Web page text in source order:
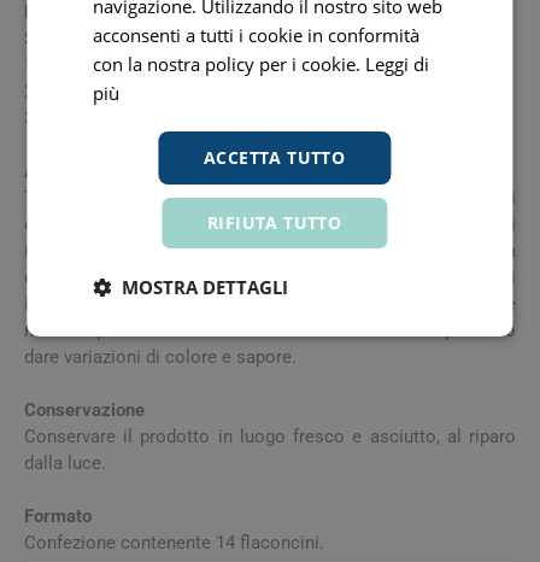
Modalità d'uso
Si consiglia l'assunzione di 1 flacone al giorno.
1. Premere il pulsante dosatore.
2. Agitare bene il composto.
3. Aprire il flacone.
Avvertenze
Tenere fuori dalla portata dai bambini al di sotto dei 3 anni di
età. Non eccedere la dose giornaliera raccomandata. Gli
integratori alimentari non vanno intesi come sostituti di una
dieta variata, equilibrata e di uno stile di vita sano. Gli
ingredienti di origine vegetale contenuti nella formulazione
non sempre sono di immediata solubilizzazione e possono
dare variazioni di colore e sapore.
Conservazione
Conservare il prodotto in luogo fresco e asciutto, al riparo
dalla luce.
Formato
Confezione contenente 14 flaconcini.
navigazione. Utilizzando il nostro sito web
acconsenti a tutti i cookie in conformità
con la nostra policy per i cookie. Leggi di
più
ACCETTA TUTTO
RIFIUTA TUTTO
MOSTRA DETTAGLI